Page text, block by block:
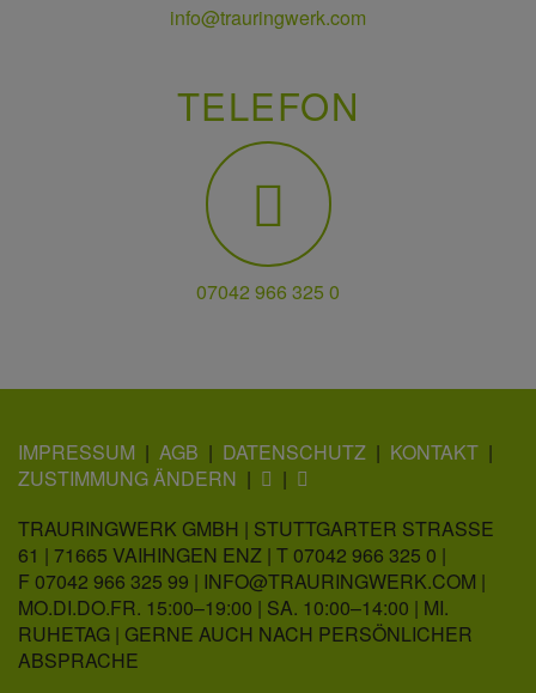
info@trauringwerk.com
TELEFON
07042 966 325 0
IMPRESSUM AGB DATENSCHUTZ
KONTAKT
ZUSTIMMUNG ÄNDERN
TRAURINGWERK GMBH | STUTTGARTER STRASSE 6
1 | 71665 VAIHINGEN ENZ | T 07042 966 325 0 |
F 07042 966 325 99 | INFO@TRAURINGWERK.COM |
MO.DI.DO.FR. 15:00–19:00 | SA. 10:00–14:00 | MI.
RUHETAG | GERNE AUCH NACH PERSÖNLICHER
ABSPRACHE